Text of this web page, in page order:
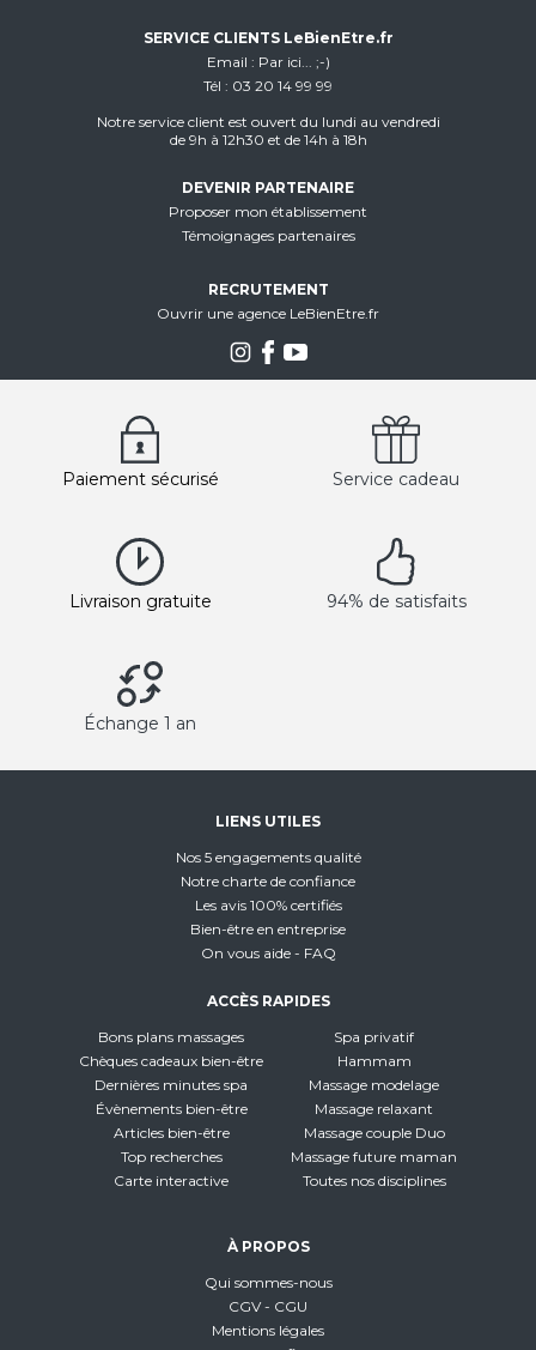
SERVICE CLIENTS LeBienEtre.fr
Email
Par ici... ;-)
Tél
03 20 14 99 99
Notre service client est ouvert du lundi au vendredi
de 9h à 12h30 et de 14h à 18h
DEVENIR PARTENAIRE
Proposer mon établissement
Témoignages partenaires
RECRUTEMENT
Ouvrir une agence LeBienEtre.fr
Paiement sécurisé Service cadeau
Livraison gratuite 94% de satisfaits
Échange 1 an
LIENS UTILES
Nos 5 engagements qualité
Notre charte de confiance
Les avis 100% certifiés
Bien-être en entreprise
On vous aide - FAQ
ACCÈS RAPIDES
Bons plans massages
Chèques cadeaux bien-être
Dernières minutes spa
Évènements bien-être
Articles bien-être
Top recherches
Carte interactive
Spa privatif
Hammam
Massage modelage
Massage relaxant
Massage couple Duo
Massage future maman
Toutes nos disciplines
À PROPOS
Qui sommes-nous
CGV - CGU
Mentions légales